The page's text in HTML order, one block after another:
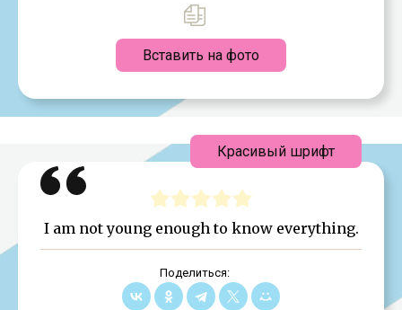
Вставить на фото
I am not young enough to know everything.
Поделиться:
Красивый шрифт